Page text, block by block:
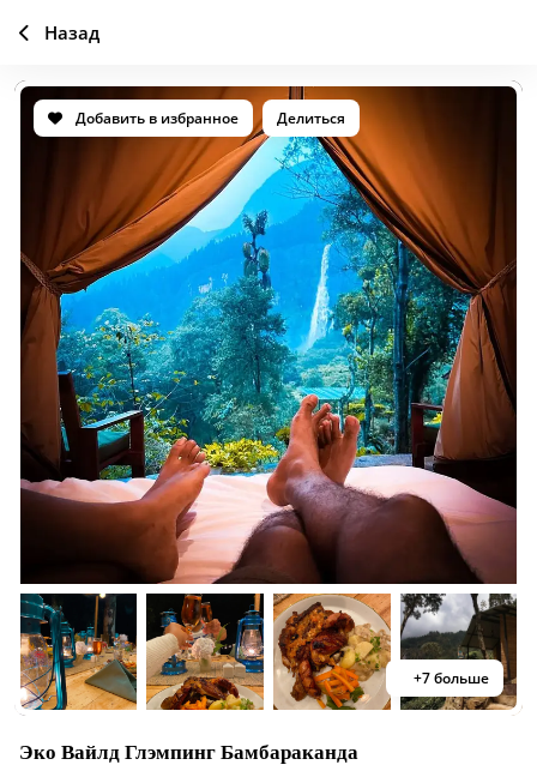
Добавить в избранное Делиться
+7 больше
Эко Вайлд Глэмпинг Бамбараканда
Назад